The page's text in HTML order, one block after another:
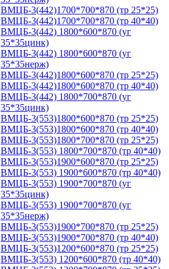
ВМЦБ-3(442)1700*700*870 (тр 25*25)
ВМЦБ-3(442)1700*700*870 (тр 40*40)
ВМЦБ-3(442) 1800*600*870 (уг
35*35цинк)
ВМЦБ-3(442) 1800*600*870 (уг
35*35нерж)
ВМЦБ-3(442)1800*600*870 (тр 25*25)
ВМЦБ-3(442)1800*600*870 (тр 40*40)
ВМЦБ-3(442) 1800*700*870 (уг
35*35цинк)
ВМЦБ-3(553)1800*600*870 (тр 25*25)
ВМЦБ-3(553)1800*600*870 (тр 40*40)
ВМЦБ-3(553)1800*700*870 (тр 25*25)
ВМЦБ-3(553) 1800*700*870 (тр 40*40)
ВМЦБ-3(553)1900*600*870 (тр 25*25)
ВМЦБ-3(553) 1900*600*870 (тр 40*40)
ВМЦБ-3(553) 1900*700*870 (уг
35*35цинк)
ВМЦБ-3(553) 1900*700*870 (уг
35*35нерж)
ВМЦБ-3(553)1900*700*870 (тр 25*25)
ВМЦБ-3(553)1900*700*870 (тр 40*40)
ВМЦБ-3(553)1200*600*870 (тр 25*25)
ВМЦБ-3(553) 1200*600*870 (тр 40*40)